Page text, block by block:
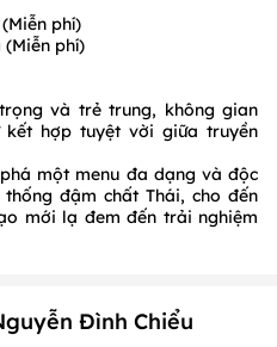
phí)
(Miễn phí)
và trẻ trung, không gian
kết hợp tuyệt vời giữa truyền
một menu đa dạng và độc
đậm chất Thái, cho đến
mới lạ đem đến trải nghiệm
Đình Chiểu